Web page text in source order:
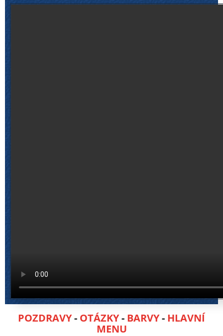
POZDRAVY- OTÁZKY- BARVY- HLAVNÍ
MENU